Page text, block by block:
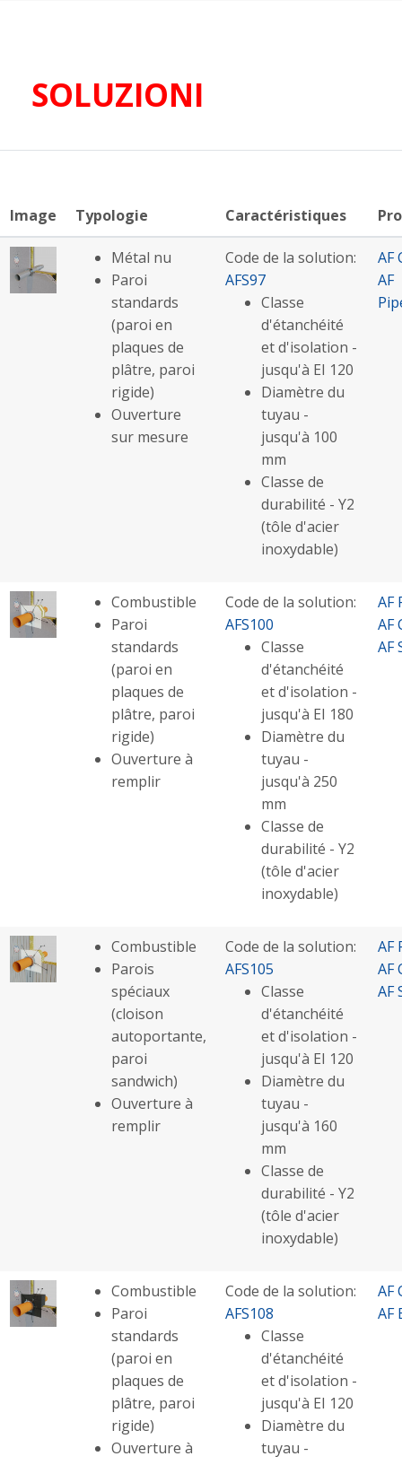
SOLUZIONI
Image Typologie Caractéristiques
Métal nu
Paroi
standards
(paroi en
plaques de
plâtre, paroi
rigide)
Ouverture
sur mesure
Code de la solution:
AFS97
Classe
d'étanchéité
et d'isolation -
jusqu'à EI 120
Diamètre du
tuyau -
jusqu'à 100
mm
Classe de
durabilité - Y2
(tôle d'acier
inoxydable)
AF
AF
Combustible
Paroi
standards
(paroi en
plaques de
plâtre, paroi
rigide)
Ouverture à
remplir
Code de la solution:
AFS100
Classe
d'étanchéité
et d'isolation -
jusqu'à EI 180
Diamètre du
tuyau -
jusqu'à 250
mm
Classe de
durabilité - Y2
(tôle d'acier
inoxydable)
AF
AF
AF
Combustible
Parois
spéciaux
(cloison
autoportante,
paroi
sandwich)
Ouverture à
remplir
Code de la solution:
AFS105
Classe
d'étanchéité
et d'isolation -
jusqu'à EI 120
Diamètre du
tuyau -
jusqu'à 160
mm
Classe de
durabilité - Y2
(tôle d'acier
inoxydable)
AF
AF
AF
Combustible
Paroi
standards
(paroi en
plaques de
plâtre, paroi
rigide)
Ouverture à
Code de la solution:
AFS108
Classe
d'étanchéité
et d'isolation -
jusqu'à EI 120
Diamètre du
tuyau -
AF
AF